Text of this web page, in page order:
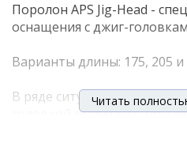
Поролон APS Jig-Head -
оснащения с джиг-
Варианты длины: 175, 205
В ряде ситуаций именно
головкой выручают. Другая
Читать